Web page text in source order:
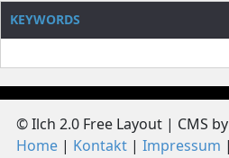
KEYWORDS
© Ilch 2.0 Free Layout | CMS by
Home
Kontakt Impressum